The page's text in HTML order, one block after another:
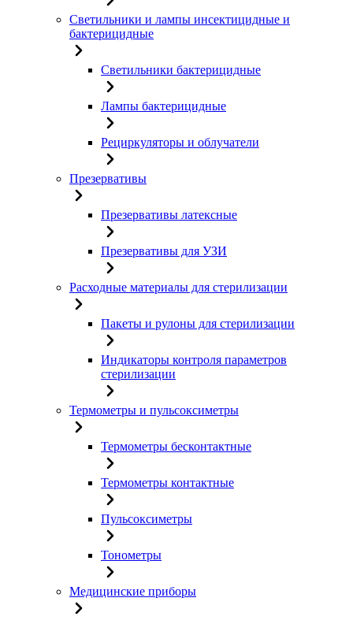
Светильники и лампы инсектицидные и
бактерицидные
Светильники бактерицидные
Лампы бактерицидные
Рециркуляторы и облучатели
Презервативы
Презервативы латексные
Презервативы для УЗИ
Расходные материалы для стерилизации
Пакеты и рулоны для стерилизации
Индикаторы контроля параметров
стерилизации
Термометры и пульсоксиметры
Термометры бесконтактные
Термометры контактные
Пульсоксиметры
Тонометры
Медицинские приборы